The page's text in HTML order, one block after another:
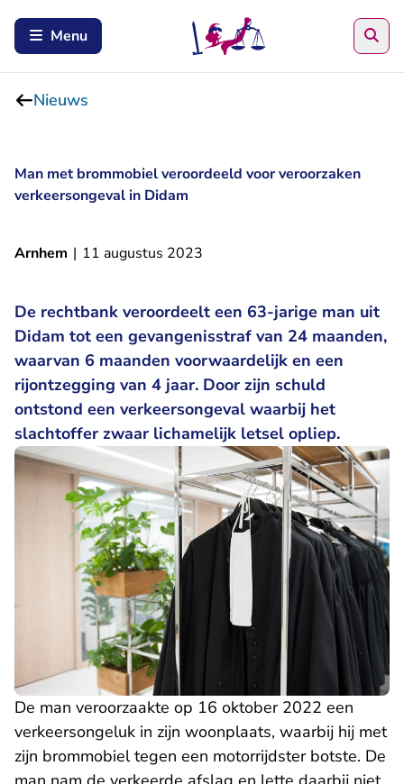
Menu
Nieuws
Man met brommobiel veroordeeld voor veroorzaken
verkeersongeval in Didam
Arnhem | 11 augustus 2023
De rechtbank veroordeelt een 63-jarige man uit
Didam tot een gevangenisstraf van 24 maanden,
waarvan 6 maanden voorwaardelijk en een
rijontzegging van 4 jaar. Door zijn schuld
ontstond een verkeersongeval waarbij het
slachtoffer zwaar lichamelijk letsel opliep.
De man veroorzaakte op 16 oktober 2022 een
verkeersongeluk in zijn woonplaats, waarbij hij met
zijn brommobiel tegen een motorrijdster botste. De